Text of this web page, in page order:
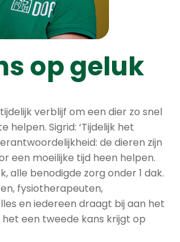
op geluk
verblijf om een dier zo snel
helpen. Sigrid: ‘Tijdelijk het
de dieren zijn
een moeilijke tijd heen helpen.
alle benodigde zorg onder 1 dak.
fysiotherapeuten,
en iedereen draagt bij aan het
een tweede kans krijgt op